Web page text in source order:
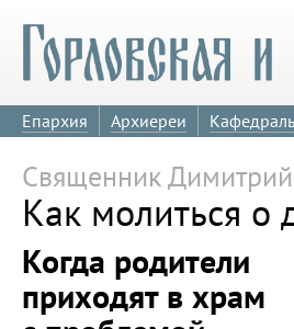
Епархия Архиереи
Священник
Как молиться о
Когда родители
приходят в храм